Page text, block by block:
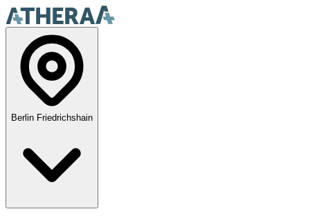
Berlin Friedrichshain